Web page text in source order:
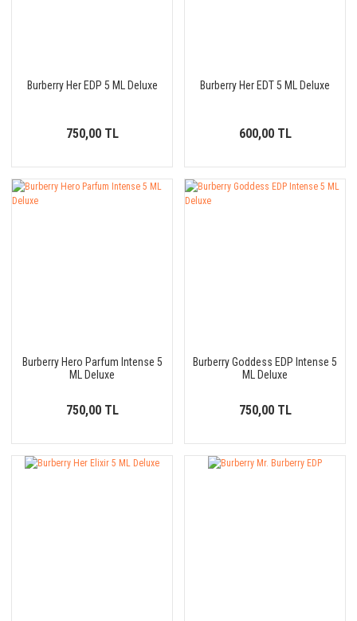
Burberry Her EDP 5 ML Deluxe
750,00 TL
Burberry Her EDT 5 ML Deluxe
600,00 TL
Burberry Hero Parfum Intense 5
ML Deluxe
750,00 TL
Burberry Goddess EDP Intense 5
ML Deluxe
750,00 TL